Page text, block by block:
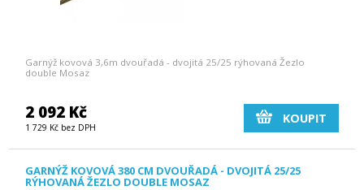
Garnýž kovová 3,6m dvouřadá - dvojitá 25/25 rýhovaná Žezlo
double Mosaz
2 092 Kč
1 729 Kč bez DPH
KOUPIT
GARNÝŽ KOVOVÁ 380 CM DVOUŘADÁ - DVOJITÁ 25/25
RÝHOVANÁ ŽEZLO DOUBLE MOSAZ